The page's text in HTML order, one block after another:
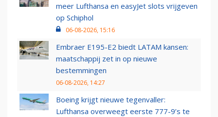
meer Lufthansa en easyJet slots vrijgeven
op Schiphol
06-08-2026, 15:16
Embraer E195-E2 biedt LATAM kansen:
maatschappij zet in op nieuwe
bestemmingen
06-08-2026, 14:27
Boeing krijgt nieuwe tegenvaller:
Lufthansa overweegt eerste 777-9’s te